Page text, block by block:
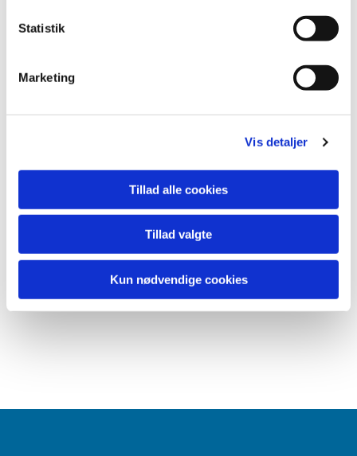
Statistik
Marketing
Vis detaljer
Tillad alle cookies
Tillad valgte
Kun nødvendige cookies